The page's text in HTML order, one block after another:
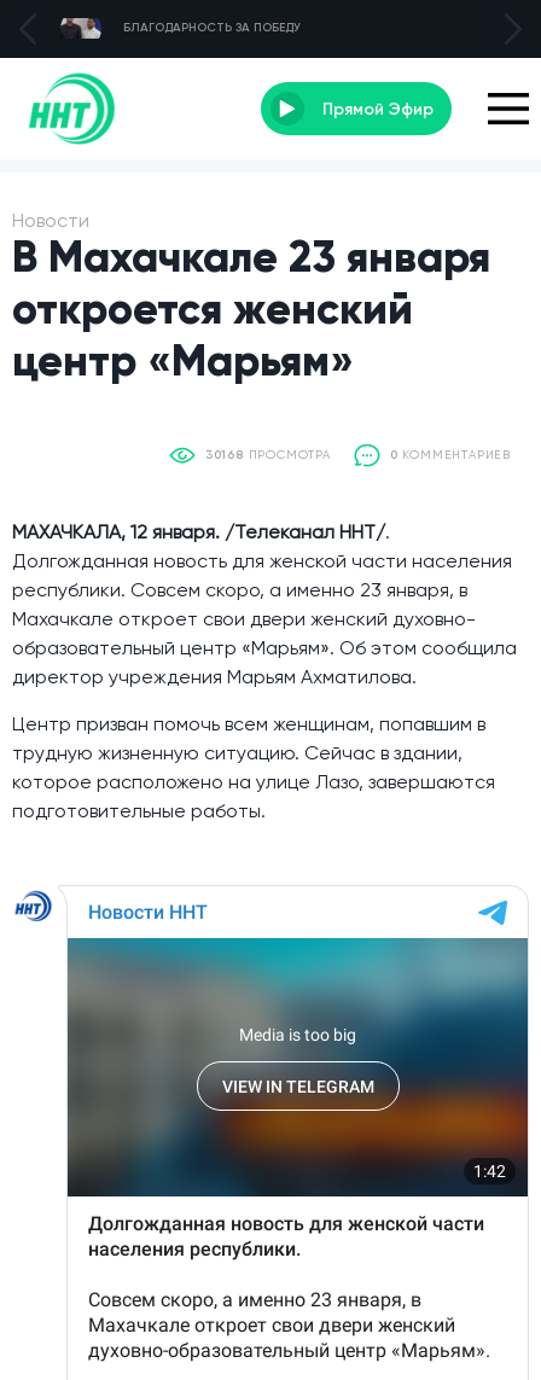
БЛАГОДАРНОСТЬ ЗА ПОБЕДУ
Прямой Эфир
Новости
В Махачкале 23 января
откроется женский
центр «Марьям»
30168 ПРОСМОТРА 0 КОММЕНТАРИЕВ
МАХАЧКАЛА, 12 января. /Телеканал ННТ/.
Долгожданная новость для женской части населения
республики. Совсем скоро, а именно 23 января, в
Махачкале откроет свои двери женский духовно-
образовательный центр «Марьям». Об этом сообщила
директор учреждения Марьям Ахматилова.
Центр призван помочь всем женщинам, попавшим в
трудную жизненную ситуацию. Сейчас в здании,
которое расположено на улице Лазо, завершаются
подготовительные работы.